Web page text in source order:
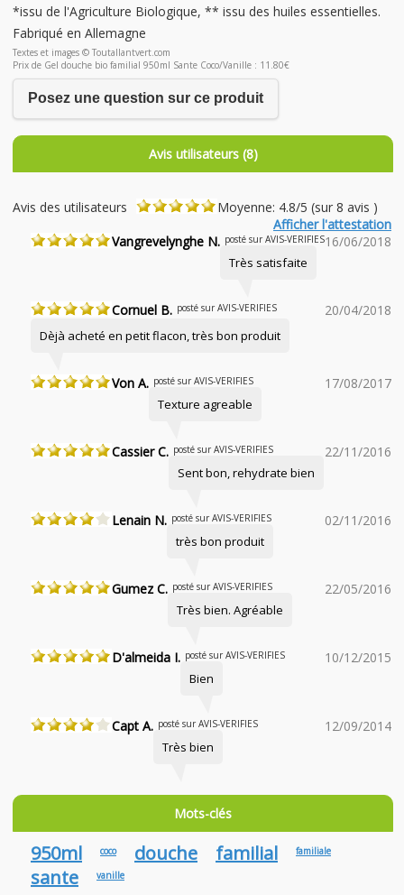
*issu de l'Agriculture Biologique, ** issu des huiles essentielles.
Fabriqué en Allemagne
Textes et images © Toutallantvert.com
Prix de Gel douche bio familial 950ml Sante Coco/Vanille : 11.80€
Posez une question sur ce produit
Avis utilisateurs (8)
Avis des utilisateurs
Moyenne: 4.8/5 (sur 8 avis )
Afficher l'attestation
Vangrevelynghe N. posté sur AVIS-VERIFIES16/06/2018
Très satisfaite
Cornuel B. posté sur AVIS-VERIFIES 20/04/2018
Dèjà acheté en petit flacon, très bon produit
Von A. posté sur AVIS-VERIFIES 17/08/2017
Texture agreable
Cassier C. posté sur AVIS-VERIFIES 22/11/2016
Sent bon, rehydrate bien
Lenain N. posté sur AVIS-VERIFIES 02/11/2016
très bon produit
Gumez C. posté sur AVIS-VERIFIES 22/05/2016
Très bien. Agréable
D'almeida I. posté sur AVIS-VERIFIES 10/12/2015
Bien
Capt A. posté sur AVIS-VERIFIES 12/09/2014
Très bien
Mots-clés
950ml coco douche familial familiale
sante vanille